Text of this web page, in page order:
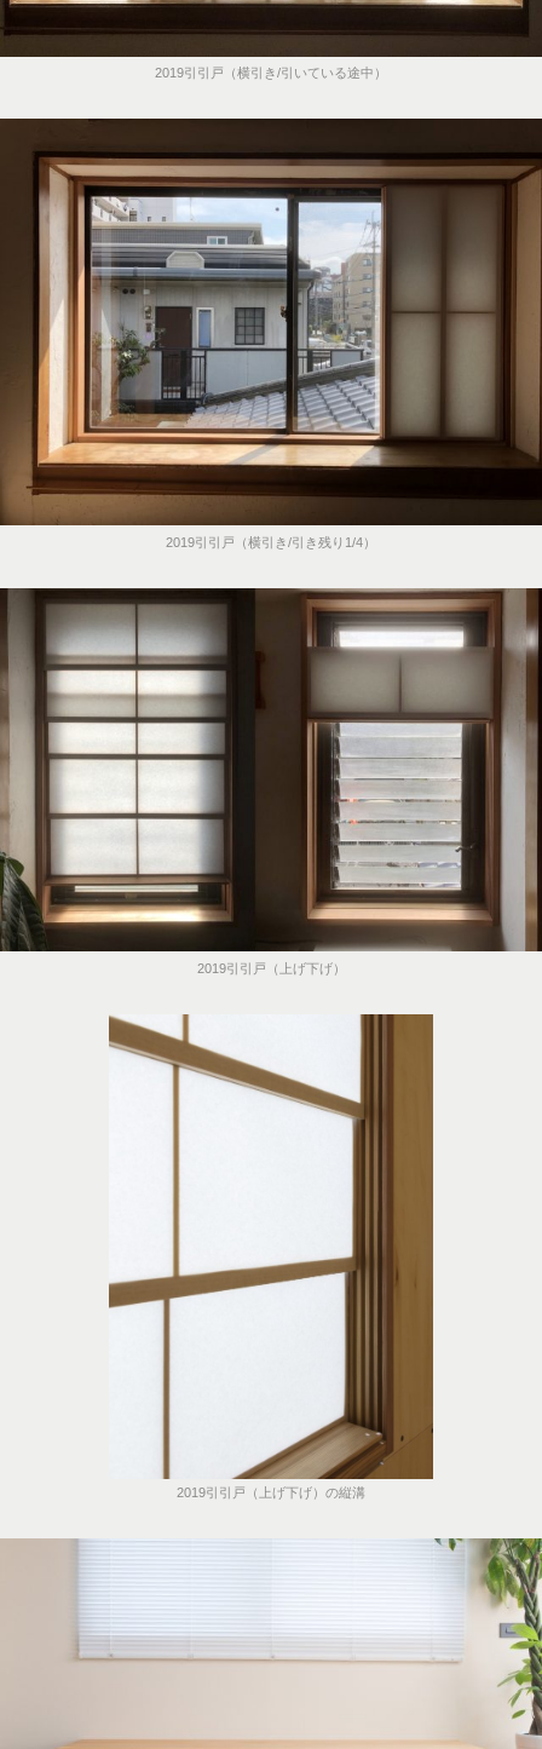
2019引引戸（横引き/引いている途中）
2019引引戸（横引き/引き残り1/4）
2019引引戸（上げ下げ）
2019引引戸（上げ下げ）の縦溝